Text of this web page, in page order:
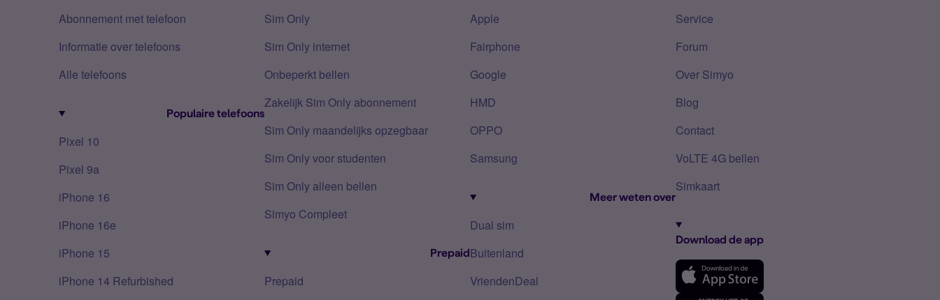
Abonnement met telefoon
Informatie over telefoons
Alle telefoons
Populaire telefoons
Pixel 10
Pixel 9a
iPhone 16
iPhone 16e
iPhone 15
iPhone 14 Refurbished
Sim Only
Sim Only internet
Onbeperkt bellen
Zakelijk Sim Only abonnement
Sim Only maandelijks opzegbaar
Sim Only voor studenten
Sim Only alleen bellen
Simyo Compleet
Prepaid
Prepaid
Apple
Fairphone
Google
HMD
OPPO
Samsung
Meer weten over
Dual sim
Buitenland
VriendenDeal
Service
Forum
Over Simyo
Blog
Contact
VoLTE 4G bellen
Simkaart
Download de app